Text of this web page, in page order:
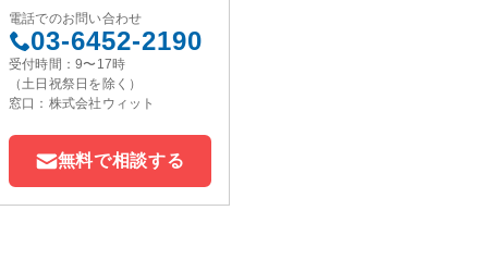
電話でのお問い合わせ
03-6452-2190
受付時間：9〜17時
（土日祝祭日を除く）
窓口：株式会社ウィット
無料で相談する